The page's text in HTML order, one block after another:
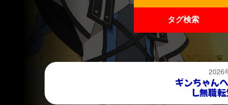
タグ検索
2026
ギンちゃん
L無職